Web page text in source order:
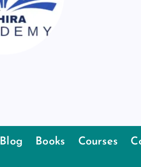
اک نسخہ کیمیا ساتھ لایا
Courses
Books
Blog